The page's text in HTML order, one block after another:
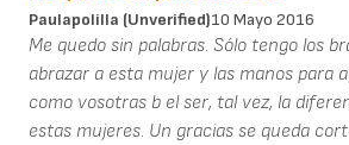
Paulapolilla (unverified)10 Mayo 2016
Me quedo sin palabras. Sólo tengo los
abrazar a esta mujer y las manos para
como vosotras b el ser, tal vez, la
estas mujeres. Un gracias se queda